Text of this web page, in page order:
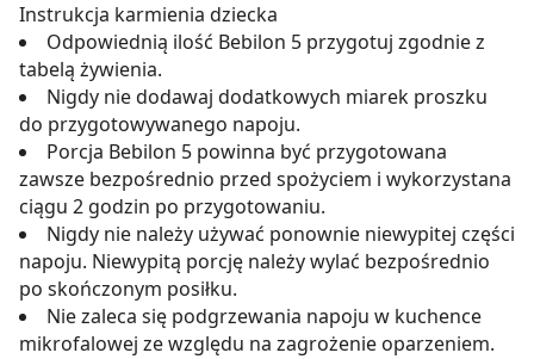
Instrukcja karmienia dziecka
Odpowiednią ilość Bebilon 5 przygotuj zgodnie z
tabelą żywienia.
Nigdy nie dodawaj dodatkowych miarek proszku
do przygotowywanego napoju.
Porcja Bebilon 5 powinna być przygotowana
zawsze bezpośrednio przed spożyciem i wykorzystana
ciągu 2 godzin po przygotowaniu.
Nigdy nie należy używać ponownie niewypitej części
napoju. Niewypitą porcję należy wylać bezpośrednio
po skończonym posiłku.
Nie zaleca się podgrzewania napoju w kuchence
mikrofalowej ze względu na zagrożenie oparzeniem.